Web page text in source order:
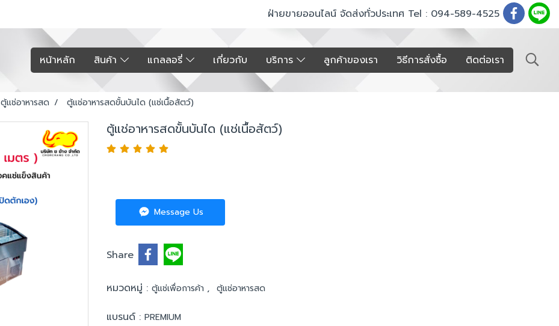
ฝ่ายขายออนไลน์ จัดส่งทั่วประเทศ Tel : 094-589-4525
หน้าหลัก สินค้า แกลลอรี่ เกี่ยวกับ บริการ ลูกค้าของเรา วิธีการสั่งซื้อ ติดต่อเรา
ตู้แช่อาหารสด ตู้แช่อาหารสดขั้นบันได (แช่เนื้อสัตว์)
ตู้แช่อาหารสดขั้นบันได (แช่เนื้อสัตว์)
Message Us
Share
หมวดหมู่ : ตู้แช่เพื่อการค้า , ตู้แช่อาหารสด
แบรนด์ : PREMIUM